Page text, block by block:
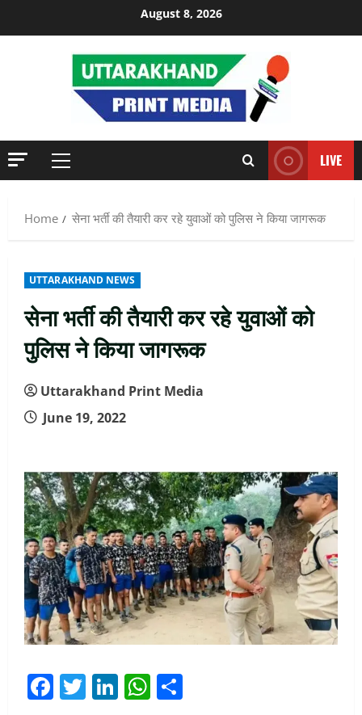
August 8, 2026
Primary
LIVE
Home सेना भर्ती की तैयारी कर रहे युवाओं को पुलिस ने किया जागरूक
UTTARAKHAND NEWS
सेना भर्ती की तैयारी कर रहे युवाओं को
पुलिस ने किया जागरूक
Uttarakhand Print Media
June 19, 2022
Facebook
Twitter
LinkedIn
WhatsApp